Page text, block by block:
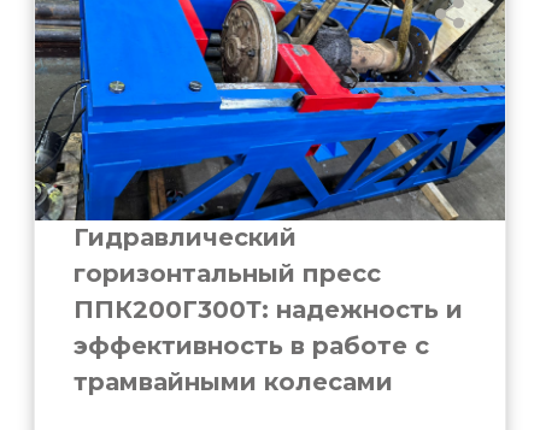
Гидравлический
горизонтальный пресс
ППК200Г300Т: надежность и
эффективность в работе с
трамвайными колесами